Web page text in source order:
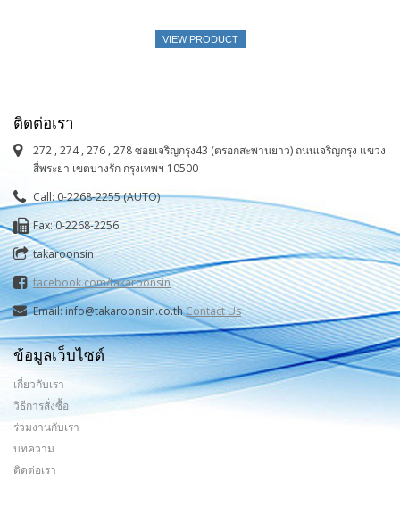
VIEW PRODUCT
ติดต่อเรา
272 , 274 , 276 , 278 ซอยเจริญกรุง43 (ตรอกสะพานยาว) ถนนเจริญกรุง แขวง
สี่พระยา เขตบางรัก กรุงเทพฯ 10500
Call: 0-2268-2255 (AUTO)
Fax: 0-2268-2256
takaroonsin
facebook.com/takaroonsin
Email: info@takaroonsin.co.thContact Us
ข้อมูลเว็บไซต์
เกี่ยวกับเรา
วิธีการสั่งซื้อ
ร่วมงานกับเรา
บทความ
ติดต่อเรา